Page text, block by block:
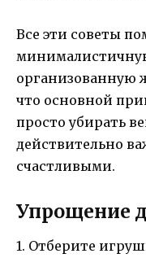
Все эти советы
организованную
что основной
просто убирать
действительно
счастливыми.
Упрощение
1. Отберите